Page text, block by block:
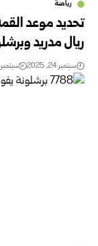
رياضة
تحديد موعد
ريال مدريد
سبتمبر 24, 2025 سبتمبر 24, 2025